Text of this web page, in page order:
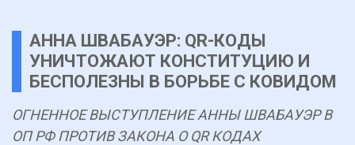
АННА ШВАБАУЭР: QR-КОДЫ
УНИЧТОЖАЮТ КОНСТИТУЦИЮ И
БЕСПОЛЕЗНЫ В БОРЬБЕ С КОВИДОМ
ОГНЕННОЕ ВЫСТУПЛЕНИЕ АННЫ ШВАБАУЭР В
ОП РФ ПРОТИВ ЗАКОНА О QR КОДАХ